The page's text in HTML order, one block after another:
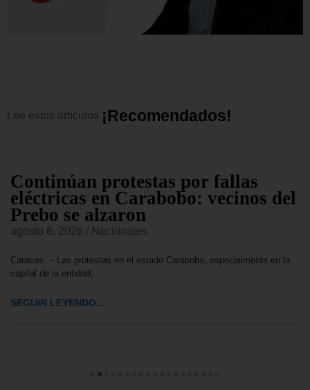
Lee estos artículos ¡Recomend ad os!
Continúan protestas por fallas
eléctricas en Carabobo: vecinos del
Prebo se alzaron
agosto 6, 2026 Nacionales
Caracas. – Las protestas en el estado Carabobo, especialmente en la
capital de la entidad,
SEGUIR LEYENDO...